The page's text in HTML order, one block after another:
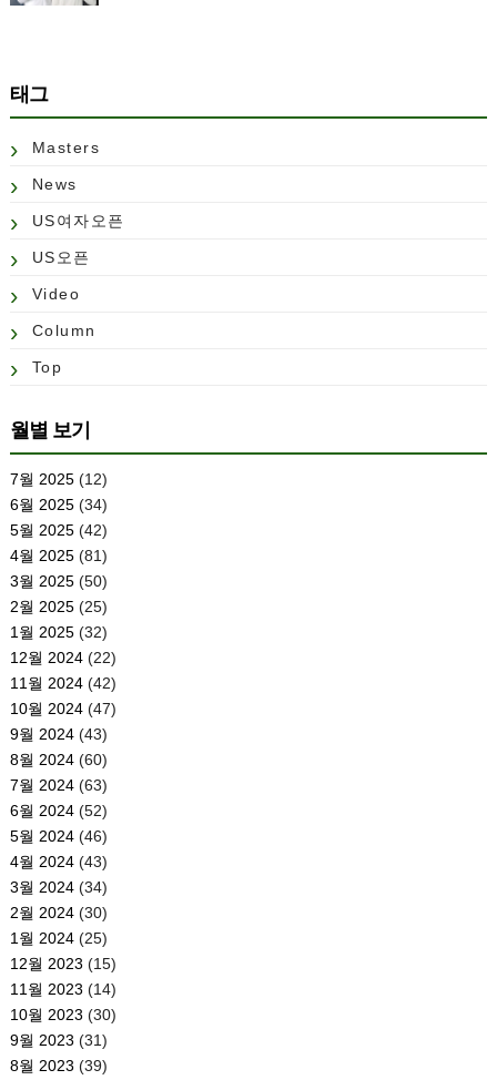
태그
Masters
News
US여자오픈
US오픈
Video
Column
Top
월별 보기
7월 2025(12)
6월 2025(34)
5월 2025(42)
4월 2025(81)
3월 2025(50)
2월 2025(25)
1월 2025(32)
12월 2024(22)
11월 2024(42)
10월 2024(47)
9월 2024(43)
8월 2024(60)
7월 2024(63)
6월 2024(52)
5월 2024(46)
4월 2024(43)
3월 2024(34)
2월 2024(30)
1월 2024(25)
12월 2023 (15)
11월 2023 (14)
10월 2023 (30)
9월 2023 (31)
8월 2023 (39)